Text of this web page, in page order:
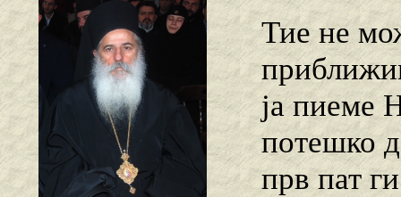
Тие не
ја пиеме
потешко
прв пат